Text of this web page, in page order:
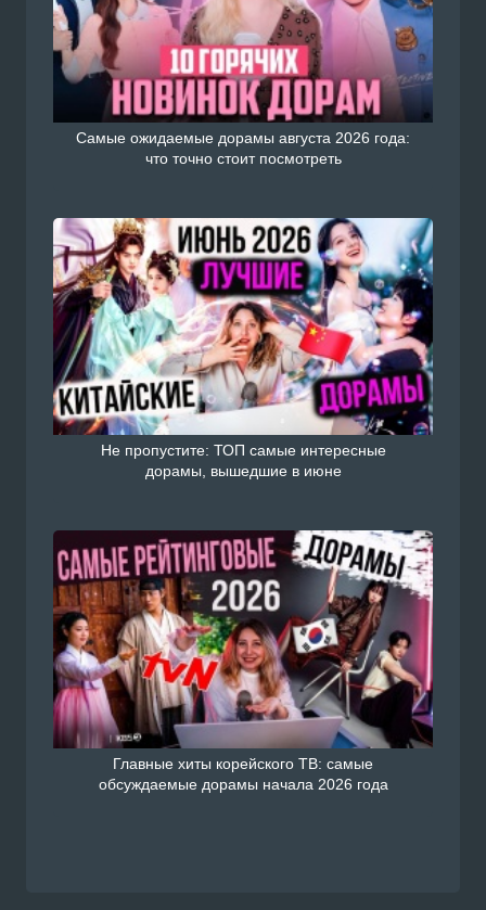
Самые ожидаемые дорамы августа 2026 года:
что точно стоит посмотреть
Не пропустите: ТОП самые интересные
дорамы, вышедшие в июне
Главные хиты корейского ТВ: самые
обсуждаемые дорамы начала 2026 года